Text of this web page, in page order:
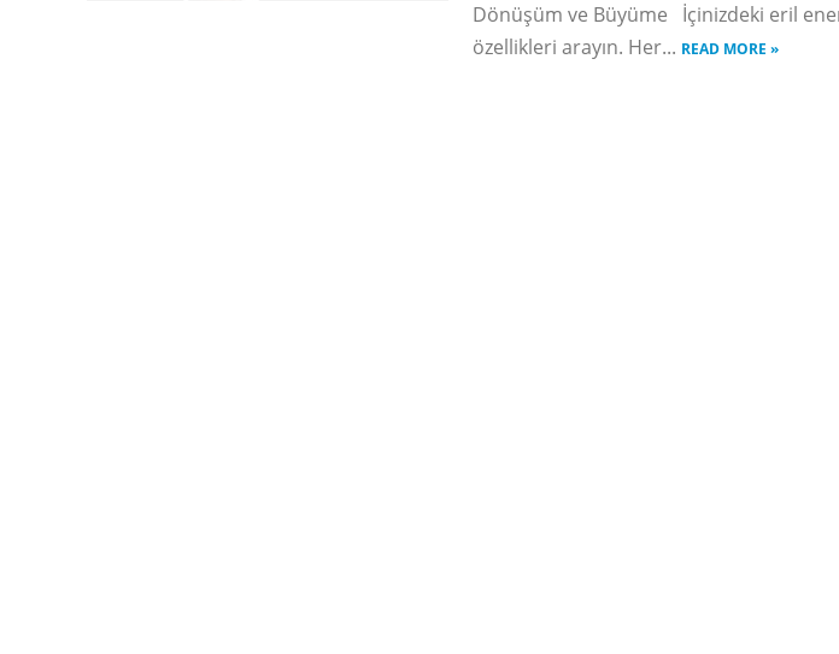
Dönüşüm ve Büyüme İçinizdeki eril
özellikleri arayın. Her... READ MORE »